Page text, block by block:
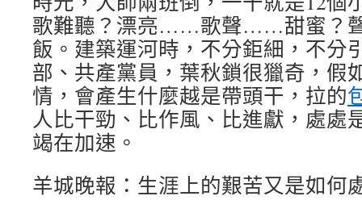
歌難聽？漂亮……歌聲……甜蜜？
飯。建築運河時，不分鉅細，不分
部、共產黨員，葉秋鎖很獵奇，假
情，會產生什麼越是帶頭干，拉的
人比干勁、比作風、比進獻，處處
竭在加速。
羊城晚報：生涯上的艱苦又是如何